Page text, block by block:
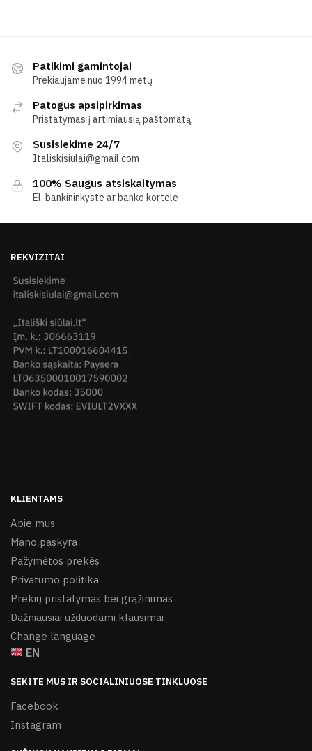
Patikimi gamintojai
Prekiaujame nuo 1994 metų
Patogus apsipirkimas
Pristatymas į artimiausią paštomatą
Susisiekime 24/7
Italiskisiulai@gmail.com
100% Saugus atsiskaitymas
El. bankininkyste ar banko kortele
REKVIZITAI
KLIENTAMS
Apie mus
Mano paskyra
Pažymėtos prekės
Privatumo politika
Prekių pristatymas bei grąžinimas
Dažniausiai užduodami klausimai
Change language
EN
SEKITE MUS IR SOCIALINIUOSE TINKLUOSE
Facebook
Instagram